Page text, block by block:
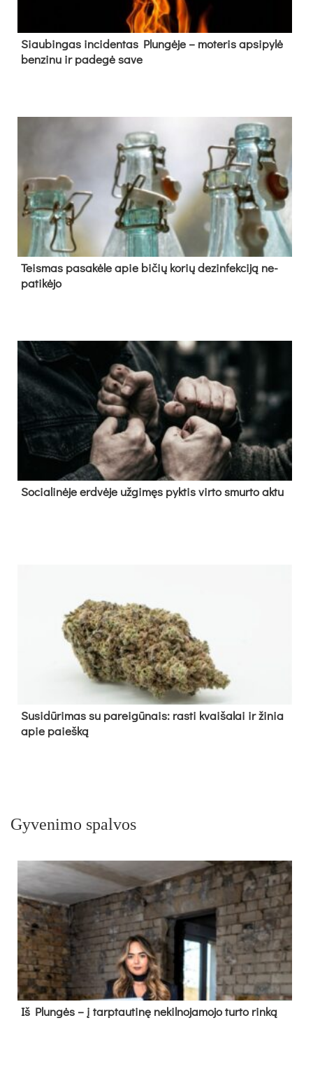
Siau­bin­gas in­ci­den­tas Plun­gė­je – mo­te­ris ap­si­py­lė
ben­zi­nu ir pa­de­gė sa­ve
Teis­mas pa­sa­kė­le apie bi­čių ko­rių de­zin­fek­ci­ją ne­
pa­ti­kė­jo
So­cia­li­nė­je erd­vė­je už­gi­męs pyk­tis vir­to smur­to ak­tu
Su­si­dū­ri­mas su pa­rei­gū­nais: ras­ti kvai­ša­lai ir ži­nia
apie paieš­ką
Gyvenimo spalvos
Iš Plungės – į tarptautinę nekilnojamojo turto rinką